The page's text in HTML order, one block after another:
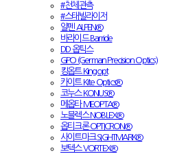
#천체관측
#스태빌라이저
알펜 ALPEN®
바라이드 Barride
DD 옵틱스
GPO (German Precision Optics)
킹옵트 Kingopt
카이트 Kite Optics®
코누스 KONUS®
메옵타 MEOPTA®
노블렉스 NOBLEX®
옵티크론 OPTICRON®
사이트마크 SIGHTMARK®
보텍스 VORTEX®